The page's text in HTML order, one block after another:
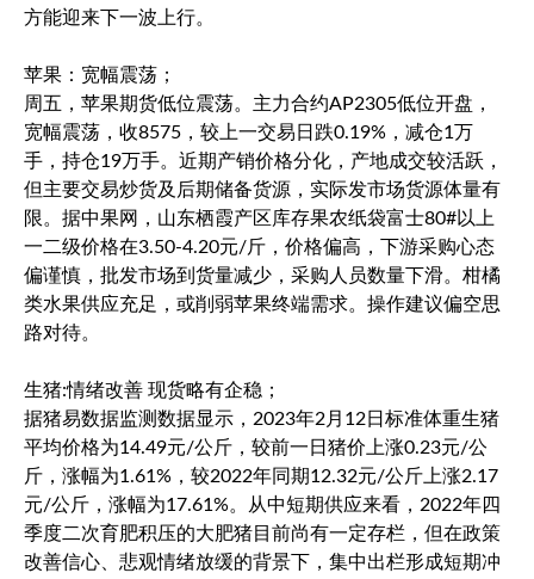
方能迎来下一波上行。
苹果：宽幅震荡；
周五，苹果期货低位震荡。主力合约AP2305低位开盘，
宽幅震荡，收8575，较上一交易日跌0.19%，减仓1万
手，持仓19万手。近期产销价格分化，产地成交较活跃，
但主要交易炒货及后期储备货源，实际发市场货源体量有
限。据中果网，山东栖霞产区库存果农纸袋富士80#以上
一二级价格在3.50-4.20元/斤，价格偏高，下游采购心态
偏谨慎，批发市场到货量减少，采购人员数量下滑。柑橘
类水果供应充足，或削弱苹果终端需求。操作建议偏空思
路对待。
生猪:情绪改善 现货略有企稳；
据猪易数据监测数据显示，2023年2月12日标准体重生猪
平均价格为14.49元/公斤，较前一日猪价上涨0.23元/公
斤，涨幅为1.61%，较2022年同期12.32元/公斤上涨2.17
元/公斤，涨幅为17.61%。从中短期供应来看，2022年四
季度二次育肥积压的大肥猪目前尚有一定存栏，但在政策
改善信心、悲观情绪放缓的背景下，集中出栏形成短期冲